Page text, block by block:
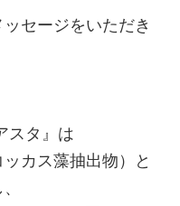
セージをいただき
スタ』は
カス藻抽出物）と